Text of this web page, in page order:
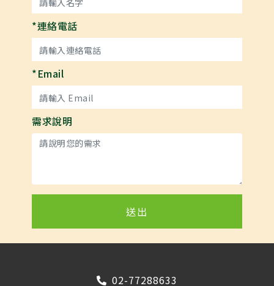
*連絡電話
*Email
需求說明
送出
02-77288633